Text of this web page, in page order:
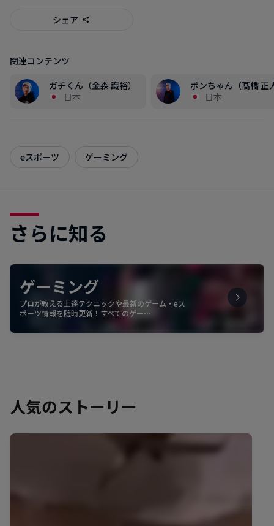
シェア
関連コンテンツ
ガチくん（金森 識裕）
日本
ボンちゃん（髙橋 正
日本
eスポーツ ゲーミング
さらに知る
ゲーミング
プロが教える上達テクニックや最新のゲーム・eス
ポーツ情報を随時更新！すべてのゲー…
人気のストーリー